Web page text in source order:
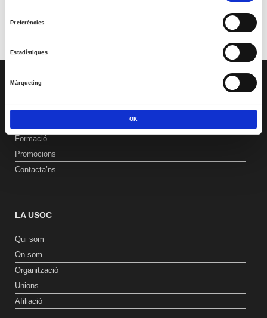
Preferències
Estadístiques
Màrqueting
OK
SERVEIS
Formació
Promocions
Contacta’ns
LA USOC
Qui som
On som
Organització
Unions
Afiliació